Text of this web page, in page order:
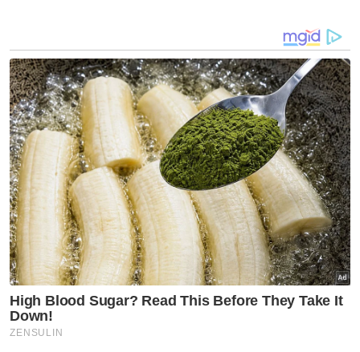
Sementara itu, Pengarah SPRM Terengganu,
Hazrul Shazreen Abd Yazid, ketika dihubungi
mengesahkan penahanan itu dan
memaklumkan kes berkenaan disiasat di
bawah Seksyen 23 (1) Akta SPRM 2009.
Artikel Berkaitan: